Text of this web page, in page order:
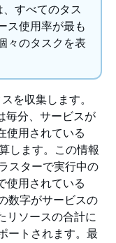
すべてのタス
ス使用率が最も
々のタスクを表
を収集します。
毎分、サービスが
使用されている
します。この情報
スターで実行中の
使用されている
数字がサービスの
リソースの合計に
ートされます。最